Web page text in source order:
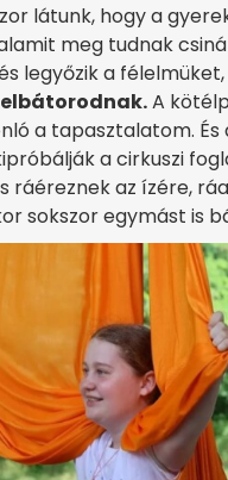
látunk, hogy a
meg tudnak
legyőzik a félelmüket,
A
a tapasztalatom. És
a cirkuszi
ráéreznek az ízére,
sokszor egymást is